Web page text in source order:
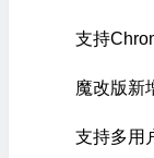
支持
魔改版新
支持多用